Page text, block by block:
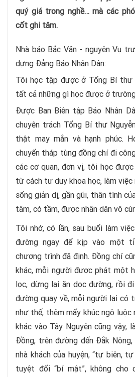
quý giá trong nghề… mà các
cốt ghi tâm.
Nhà báo Bắc Văn - nguyên Vụ
dựng Đảng Báo Nhân Dân:
Tôi học tập được ở Tổng Bí thư
tất cả những gì học được ở
Được Ban Biên tập Báo Nhân
chuyên trách Tổng Bí thư
thật may mắn và hạnh phúc.
chuyến tháp tùng đồng chí đi
các cơ quan, đơn vị, tôi học
từ cách tư duy khoa học, làm
sống giản dị, gần gũi, thân tình
tâm, có tầm, được nhân dân vô
Tôi nhớ, có lần, sau buổi làm
đường ngay để kịp vào một
chương trình đã định. Đồng chí
khác, mỗi người được phát một
lọc, dừng lại ăn dọc đường, rồi
đường quay về, mỗi người lại có
như thế, thêm mấy khúc ngô luộc
khác vào Tây Nguyên cũng vậy,
Đồng, trên đường đến Đắk
nhà khách của huyện, “tự biên,
tuyệt đối “bí mật”, không cho